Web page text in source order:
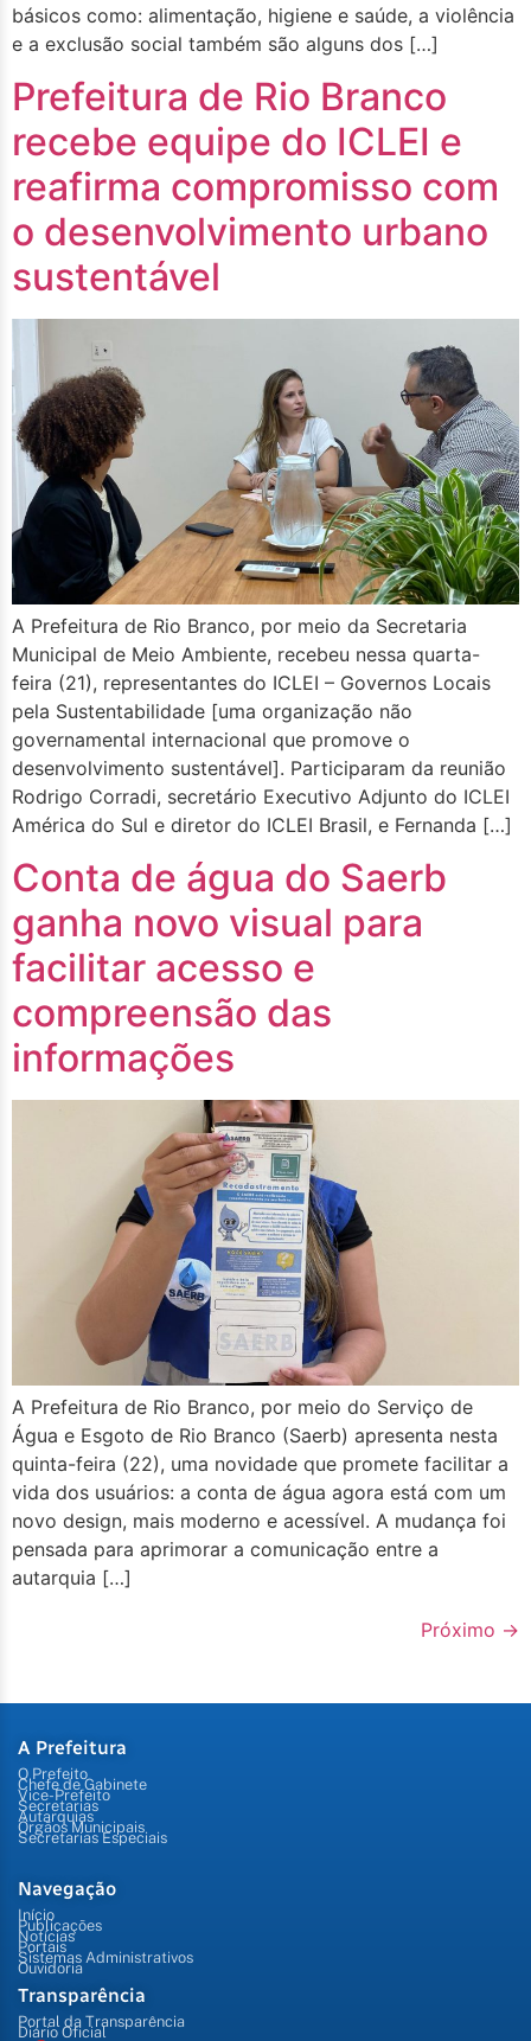
básicos como: alimentação, higiene e saúde, a violência
e a exclusão social também são alguns dos […]
Prefeitura de Rio Branco
recebe equipe do ICLEI e
reafirma compromisso com
o desenvolvimento urbano
sustentável
A Prefeitura de Rio Branco, por meio da Secretaria
Municipal de Meio Ambiente, recebeu nessa quarta-
feira (21), representantes do ICLEI – Governos Locais
pela Sustentabilidade [uma organização não
governamental internacional que promove o
desenvolvimento sustentável]. Participaram da reunião
Rodrigo Corradi, secretário Executivo Adjunto do ICLEI
América do Sul e diretor do ICLEI Brasil, e Fernanda […]
Conta de água do Saerb
ganha novo visual para
facilitar acesso e
compreensão das
informações
A Prefeitura de Rio Branco, por meio do Serviço de
Água e Esgoto de Rio Branco (Saerb) apresenta nesta
quinta-feira (22), uma novidade que promete facilitar a
vida dos usuários: a conta de água agora está com um
novo design, mais moderno e acessível. A mudança foi
pensada para aprimorar a comunicação entre a
autarquia […]
Próximo →
A Prefeitura
O Prefeito
Chefe de Gabinete
Vice-Prefeito
Secretarias
Autarquias
Órgãos Municipais
Secretarias Especiais
Navegação
Início
Publicações
Notícias
Portais
Sistemas Administrativos
Ouvidoria
Transparência
Portal da Transparência
Diário Oficial